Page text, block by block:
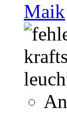
Maik